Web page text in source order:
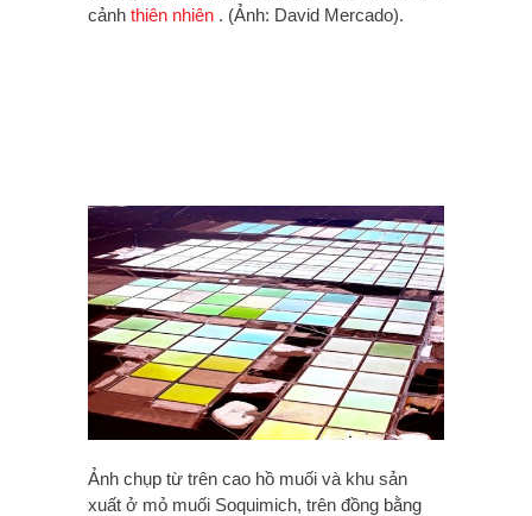
cảnh thiên nhiên . (Ảnh: David Mercado).
Ảnh chụp từ trên cao hồ muối và khu sản
xuất ở mỏ muối Soquimich, trên đồng bằng